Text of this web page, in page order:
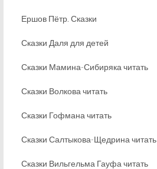
Ершов Пётр. Сказки
Сказки Даля для детей
Сказки Мамина-Сибиряка читать
Сказки Волкова читать
Сказки Гофмана читать
Сказки Салтыкова-Щедрина читать
Сказки Вильгельма Гауфа читать